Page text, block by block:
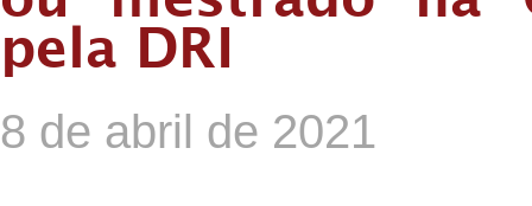
pela DRI
8 de abril de 2021